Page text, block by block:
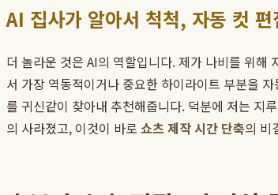
AI 집사가 알아서 척척, 자동 컷 편
더 놀라운 것은 AI의 역할입니다. 제가 나비를 위해
서 가장 역동적이거나 중요한 하이라이트 부분을
를 귀신같이 찾아내 추천해줍니다. 덕분에 저는 지
의 사라졌고, 이것이 바로 쇼츠 제작 시간 단축의 비